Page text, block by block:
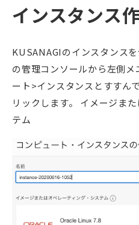
インスタンス
KUSANAGIのインスタンス
の管理コンソールから左側
ート>インスタンスとすすん
リックします。 イメージま
テム